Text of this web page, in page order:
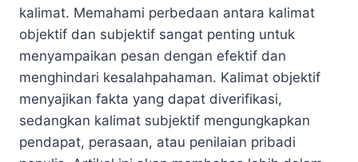
kalimat. Memahami perbedaan antara kalimat
objektif dan subjektif sangat penting untuk
menyampaikan pesan dengan efektif dan
menghindari kesalahpahaman. Kalimat objektif
menyajikan fakta yang dapat diverifikasi,
sedangkan kalimat subjektif mengungkapkan
pendapat, perasaan, atau penilaian pribadi